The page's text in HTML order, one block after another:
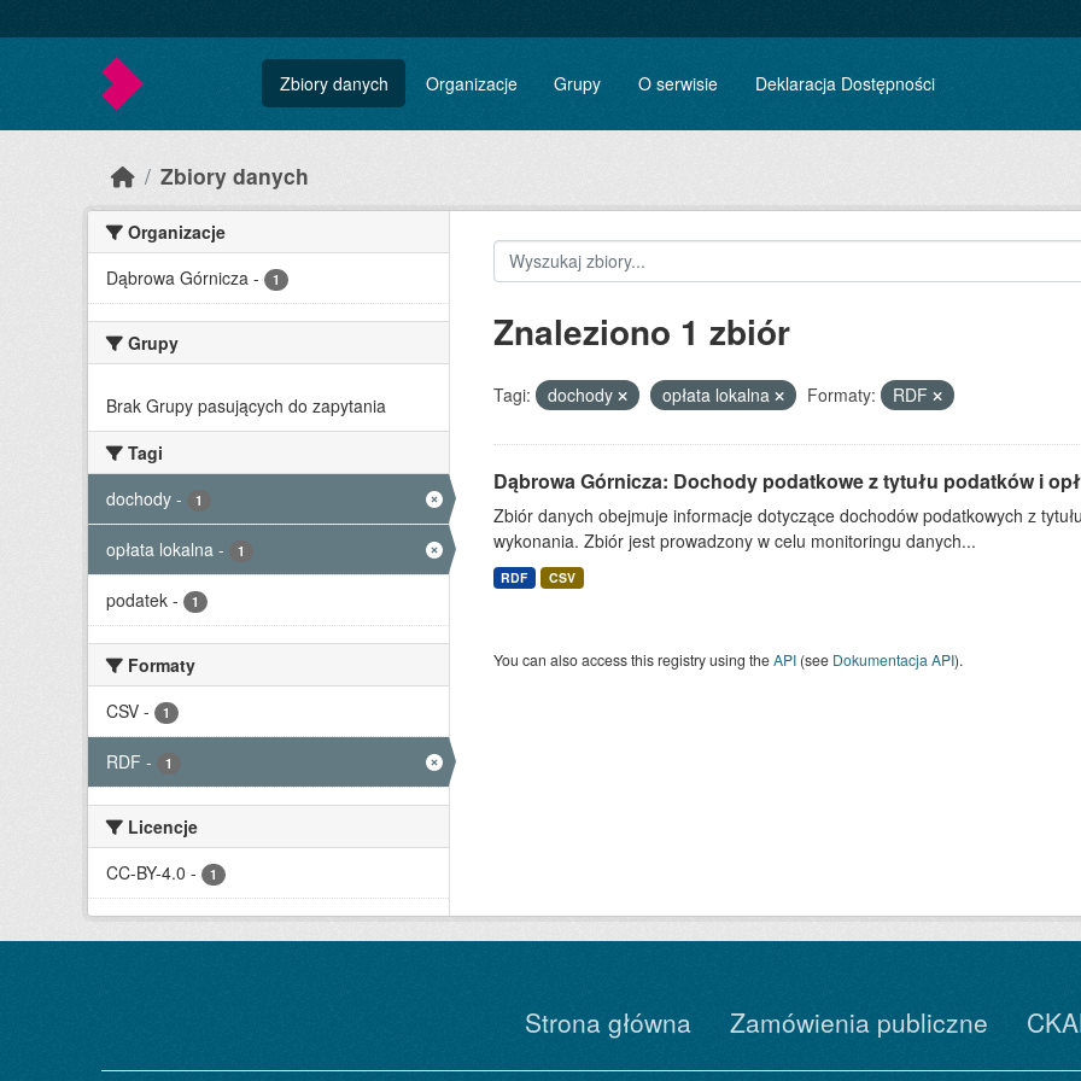
Zbiory danych Organizacje Grupy O serwisie Deklaracja Dostępności
Zbiory danych
Organizacje
Dąbrowa Górnicza - 1
Grupy
Brak Grupy pasujących do zapytania
Tagi
dochody - 1
opłata lokalna - 1
podatek - 1
Formaty
CSV - 1
RDF - 1
Licencje
CC-BY-4.0 - 1
Znaleziono 1 zbiór
Tagi: dochody opłata lokalna Formaty: RDF
Dąbrowa Górnicza: Dochody podatkowe z tytułu podatków i
Zbiór danych obejmuje informacje dotyczące dochodów podatkowych z
wykonania. Zbiór jest prowadzony w celu monitoringu danych...
RDF CSV
You can also access this registry using theAPI(see Dokumentacja API).
Strona główna Zamówienia publiczne